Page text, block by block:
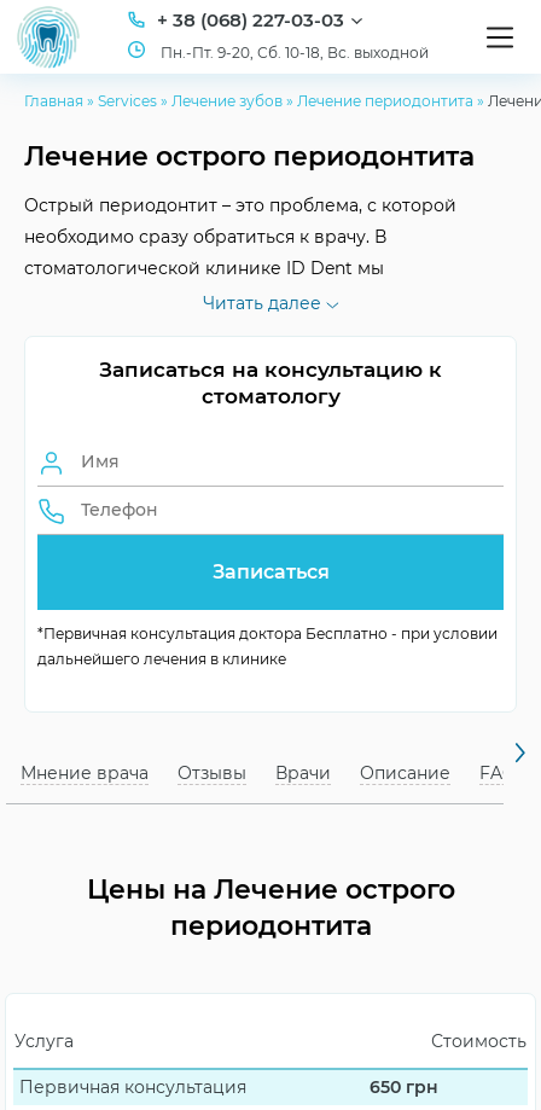
+ 38 (068) 227-03-03
Пн.-Пт. 9-20, Сб. 10-18, Вс. выходной
Главная » Services » Лечение зубов » Лечение периодонтита »
Лечение острого периодонтита
Острый периодонтит – это проблема, с которой
необходимо сразу обратиться к врачу. В
стоматологической клинике ID Dent мы
предоставляем срочное и эффективное лечение
спасем ваши зубы.
лечения
Срочное обслуживание Предоставляется
Зависит от
Анестезия
Читать далее
Записаться на консультацию к
стоматологу
*Первичная консультация доктора Бесплатно - при условии
дальнейшего лечения в клинике
Мнение врача Отзывы Врачи Описание FAQ
Цены на Лечение острого
периодонтита
Услуга Стоимость
Первичная консультация 650 грн